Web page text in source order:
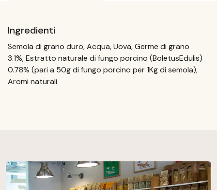
Ingredienti
Semola di grano duro, Acqua, Uova, Germe di grano
3.1%, Estratto naturale di fungo porcino (BoletusEdulis)
0.78% (pari a 50g di fungo porcino per 1Kg di semola),
Aromi naturali